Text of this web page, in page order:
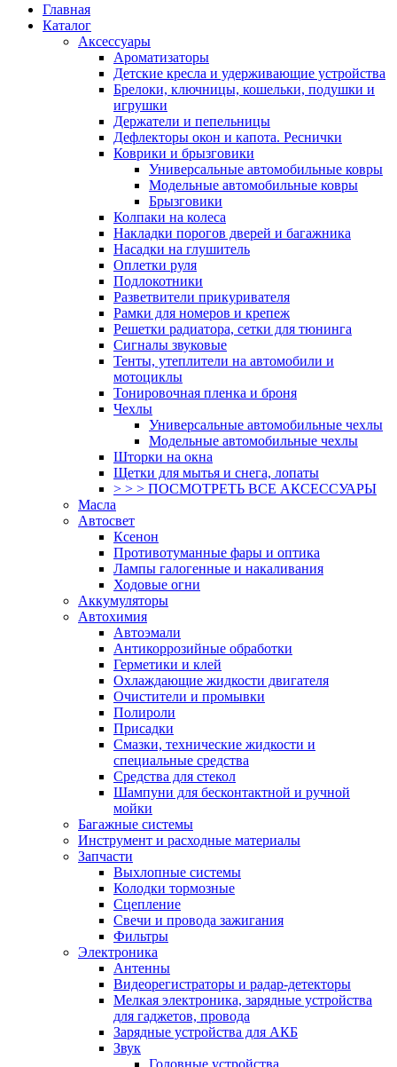
Главная
Каталог
Аксессуары
Ароматизаторы
Детские кресла и удерживающие устройства
Брелоки, ключницы, кошельки, подушки и
игрушки
Держатели и пепельницы
Дефлекторы окон и капота. Реснички
Коврики и брызговики
Универсальные автомобильные ковры
Модельные автомобильные ковры
Брызговики
Колпаки на колеса
Накладки порогов дверей и багажника
Насадки на глушитель
Оплетки руля
Подлокотники
Разветвители прикуривателя
Рамки для номеров и крепеж
Решетки радиатора, сетки для тюнинга
Сигналы звуковые
Тенты, утеплители на автомобили и
мотоциклы
Тонировочная пленка и броня
Чехлы
Универсальные автомобильные чехлы
Модельные автомобильные чехлы
Шторки на окна
Щетки для мытья и снега, лопаты
> > > ПОСМОТРЕТЬ ВСЕ АКСЕССУАРЫ
Масла
Автосвет
Ксенон
Противотуманные фары и оптика
Лампы галогенные и накаливания
Ходовые огни
Аккумуляторы
Автохимия
Автоэмали
Антикоррозийные обработки
Герметики и клей
Охлаждающие жидкости двигателя
Очистители и промывки
Полироли
Присадки
Смазки, технические жидкости и
специальные средства
Средства для стекол
Шампуни для бесконтактной и ручной
мойки
Багажные системы
Инструмент и расходные материалы
Запчасти
Выхлопные системы
Колодки тормозные
Сцепление
Свечи и провода зажигания
Фильтры
Электроника
Антенны
Видеорегистраторы и радар-детекторы
Мелкая электроника, зарядные устройства
для гаджетов, провода
Зарядные устройства для АКБ
Звук
Головные устройства